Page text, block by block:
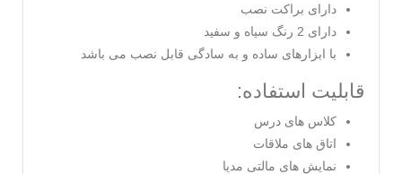
دارای براکت نصب
دارای 2 رنگ سیاه و سفید
با ابزارهای ساده و به سادگی قابل نصب می باشد
قابلیت استفاده:
کلاس های درس
اتاق های ملاقات
نمایش های مالتی مدیا